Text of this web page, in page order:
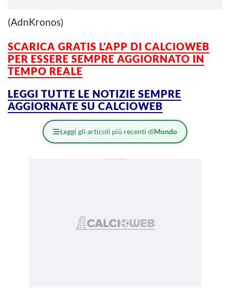
(AdnKronos)
SCARICA GRATIS L’APP DI CALCIOWEB
PER ESSERE SEMPRE AGGIORNATO IN
TEMPO REALE
LEGGI TUTTE LE NOTIZIE SEMPRE
AGGIORNATE SU CALCIOWEB
Leggi gli articoli più recenti diMondo